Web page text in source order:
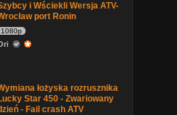
i Wściekli Wersja ATV-
port Ronin
1080p
łożyska rozrusznika
Star 450 - Zwariowany
- Fail crash ATV